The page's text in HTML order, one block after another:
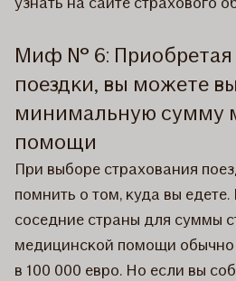
Миф № 6: Приобретая
поездки, вы можете
минимальную сумму
помощи
При выборе страхования
помнить о том, куда вы
соседние страны для суммы
медицинской помощи
в 100 000 евро. Но если вы